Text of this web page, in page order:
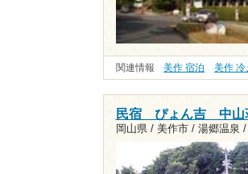
関連情報 美作 宿泊 美作 冷
民宿 ぴょん吉 中山
岡山県 / 美作市 / 湯郷温泉 /